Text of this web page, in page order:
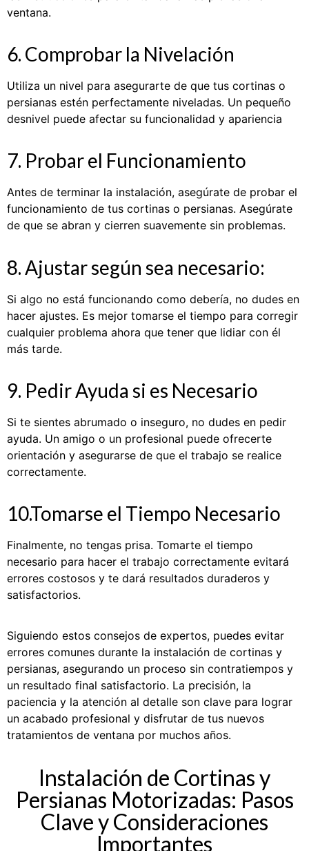
ventana.
6. Comprobar la Nivelación
Utiliza un nivel para asegurarte de que tus cortinas o
persianas estén perfectamente niveladas. Un pequeño
desnivel puede afectar su funcionalidad y apariencia
7. Probar el Funcionamiento
Antes de terminar la instalación, asegúrate de probar el
funcionamiento de tus cortinas o persianas. Asegúrate
de que se abran y cierren suavemente sin problemas.
8. Ajustar según sea necesario:
Si algo no está funcionando como debería, no dudes en
hacer ajustes. Es mejor tomarse el tiempo para corregir
cualquier problema ahora que tener que lidiar con él
más tarde.
9. Pedir Ayuda si es Necesario
Si te sientes abrumado o inseguro, no dudes en pedir
ayuda. Un amigo o un profesional puede ofrecerte
orientación y asegurarse de que el trabajo se realice
correctamente.
10.Tomarse el Tiempo Necesario
Finalmente, no tengas prisa. Tomarte el tiempo
necesario para hacer el trabajo correctamente evitará
errores costosos y te dará resultados duraderos y
satisfactorios.
Siguiendo estos consejos de expertos, puedes evitar
errores comunes durante la instalación de cortinas y
persianas, asegurando un proceso sin contratiempos y
un resultado final satisfactorio. La precisión, la
paciencia y la atención al detalle son clave para lograr
un acabado profesional y disfrutar de tus nuevos
tratamientos de ventana por muchos años.
Instalación de Cortinas y
Persianas Motorizadas: Pasos
Clave y Consideraciones
Importantes